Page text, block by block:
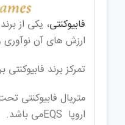
فابیوکنتی، یکی از
ارزش های آن
تمرکز برند
متریال فابیوکنتی
اروپا EQSمی باشد.